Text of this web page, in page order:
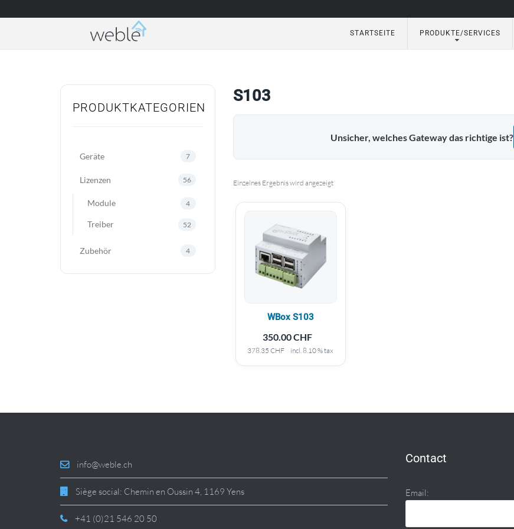
Weble — Industrielle IoT-Gateways & Gebäudeautomation
STARTSEITE PRODUKTE/SERVICES
PRODUKTKATEGORIEN
Geräte 7
Lizenzen 56
Module 4
Treiber 52
Zubehör 4
S103
Unsicher, welches Gateway das richtige ist?
Einzelnes Ergebnis wird angezeigt
WBox S103
350.00CHF
378.35CHF incl. 8.10 % tax
info@weble.ch
Siège social: Chemin en Oussin 4, 1169 Yens
+41 (0)21 546 20 50
Contact
Email: